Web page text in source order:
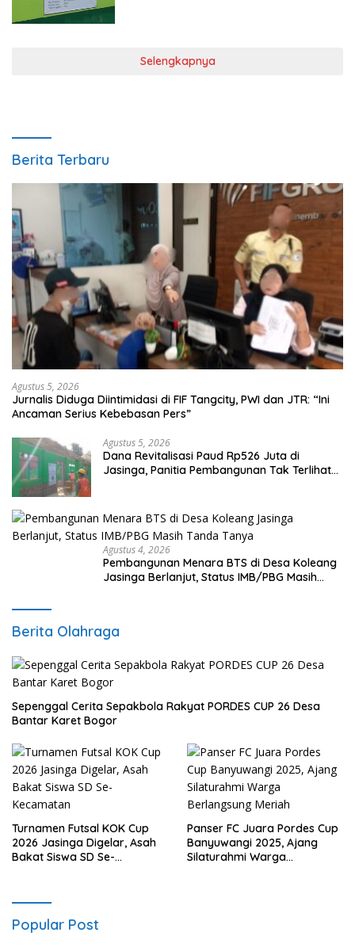
Selengkapnya
Berita Terbaru
Agustus 5, 2026
Jurnalis Diduga Diintimidasi di FIF Tangcity, PWI dan JTR: “Ini
Ancaman Serius Kebebasan Pers”
Agustus 5, 2026
Dana Revitalisasi Paud Rp526 Juta di
Jasinga, Panitia Pembangunan Tak Terlihat
Agustus 4, 2026
Pembangunan Menara BTS di Desa Koleang
Jasinga Berlanjut, Status IMB/PBG Masih
Berita Olahraga
Sepenggal Cerita Sepakbola Rakyat PORDES CUP 26 Desa
Bantar Karet Bogor
Turnamen Futsal KOK Cup
2026 Jasinga Digelar, Asah
Bakat Siswa SD Se-
Panser FC Juara Pordes Cup
Banyuwangi 2025, Ajang
Silaturahmi Warga
Popular Post